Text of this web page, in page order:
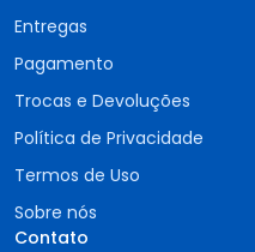
Entregas
Pagamento
Trocas e Devoluções
Política de Privacidade
Termos de Uso
Sobre nós
Contato